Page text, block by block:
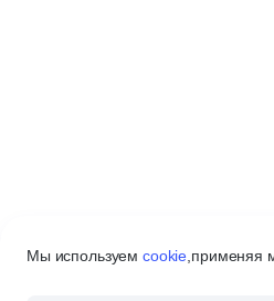
Мы используемcookie применяя